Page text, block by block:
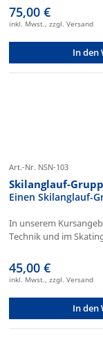
75,00 €
inkl. Mwst., zzgl. Versand
In den
Art.-Nr. NSN-103
Skilanglauf-
Einen Skilanglauf-
In unserem
Technik und im
45,00 €
inkl. Mwst., zzgl. Versand
In den